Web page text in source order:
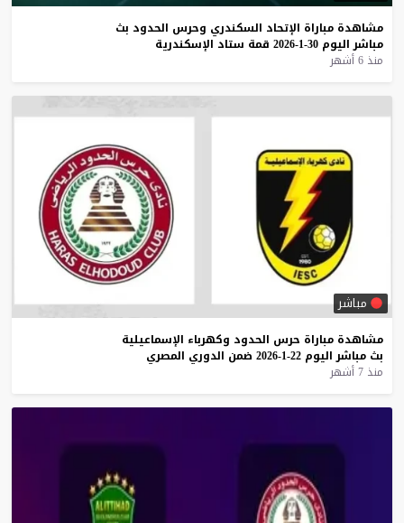
مشاهدة مباراة الإتحاد السكندري وحرس الحدود بث
مباشر اليوم 30-1-2026 قمة ستاد الإسكندرية
منذ 6 أشهر
مباشر
مشاهدة مباراة حرس الحدود وكهرباء الإسماعيلية
بث مباشر اليوم 22-1-2026 ضمن الدوري المصري
منذ 7 أشهر